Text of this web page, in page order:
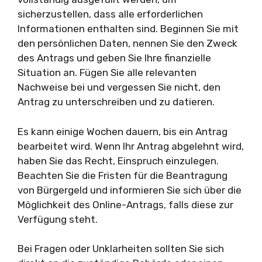
sicherzustellen, dass alle erforderlichen
Informationen enthalten sind. Beginnen Sie mit
den persönlichen Daten, nennen Sie den Zweck
des Antrags und geben Sie Ihre finanzielle
Situation an. Fügen Sie alle relevanten
Nachweise bei und vergessen Sie nicht, den
Antrag zu unterschreiben und zu datieren.
Es kann einige Wochen dauern, bis ein Antrag
bearbeitet wird. Wenn Ihr Antrag abgelehnt wird,
haben Sie das Recht, Einspruch einzulegen.
Beachten Sie die Fristen für die Beantragung
von Bürgergeld und informieren Sie sich über die
Möglichkeit des Online-Antrags, falls diese zur
Verfügung steht.
Bei Fragen oder Unklarheiten sollten Sie sich